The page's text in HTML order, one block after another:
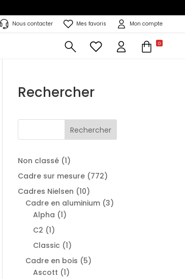
Nous contacter Mes favoris Mon compte
0
Rechercher
Rechercher
Non classé 11
produit
Cadre sur mesure 772772
Cadres Nielsen 1010
produits
Cadre en aluminium 33
Alpha 11
C2 11
produit
Classic 11
produit
Cadre en bois 55
Ascott 11